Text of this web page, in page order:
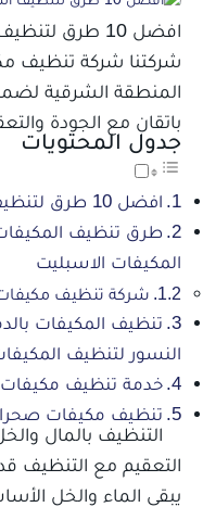
افضل 10 طرق
شركتنا شركة تنظيف
المنطقة الشرقية
باتقان مع الجودة
جدول المحتويات
افضل 10 طرق لتنظيف المكيف بالماء والخل:
طرق تنظيف
المكيفات الاسبليت
شركة تنظيف مكيفات
تنظيف المكيفات
النسور لتنظيف
خدمة تنظيف مكيفات
تنظيف مكيفات
التنظيف بالمال
التعقيم مع التنظيف
يبقى الماء والخل